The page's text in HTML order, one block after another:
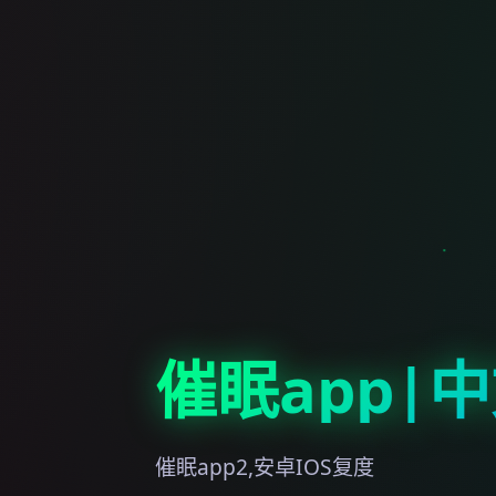
催眠app|
催眠app2,安卓IOS复度